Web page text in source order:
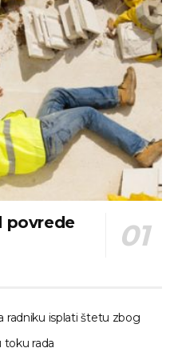
povrede
radniku isplati štetu zbog
toku rada